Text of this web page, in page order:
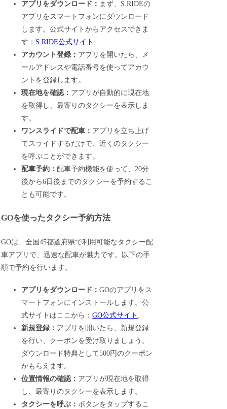
アプリをダウンロード： まず、S.RIDEの
アプリをスマートフォンにダウンロード
します。公式サイトからアクセスできま
す： S.RIDE公式サイト
アカウント登録： アプリを開いたら、メ
ールアドレスや電話番号を使ってアカウ
ントを登録します。
現在地を確認： アプリが自動的に現在地
を取得し、最寄りのタクシーを表示しま
す。
ワンスライドで配車： アプリを立ち上げ
てスライドするだけで、近くのタクシー
を呼ぶことができます。
配車予約：配車予約機能を使って、20分
後から6日後までのタクシーを予約するこ
とも可能です。
GOを使ったタクシー予約方法
GOは、全国45都道府県で利用可能なタクシー配
車アプリで、迅速な配車が魅力です。以下の手
順で予約を行います。
アプリをダウンロード：GOのアプリをス
マートフォンにインストールします。公
式サイトはここから：GO公式サイト .
新規登録： アプリを開いたら、新規登録
を行い、クーポンを受け取りましょう。
ダウンロード特典として500円のクーポン
がもらえます。
位置情報の確認： アプリが現在地を取得
し、最寄りのタクシーを表示します。
タクシーを呼ぶ：ボタンをタップするこ